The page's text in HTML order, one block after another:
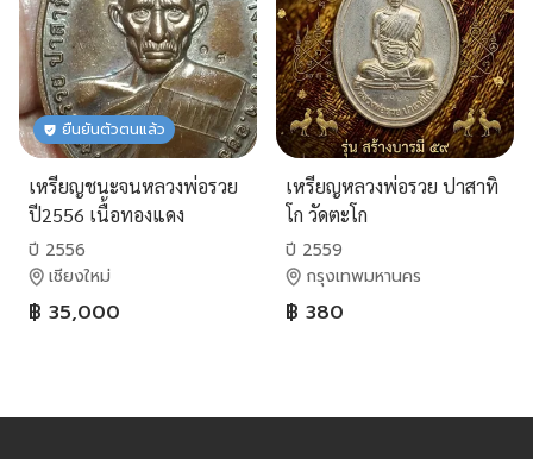
ยืนยันตัวตนแล้ว
เหรียญชนะจนหลวงพ่อรวย
ปี2556 เนื้อทองแดง
หมายเลข18
ปี 2556
เชียงใหม่
฿ 35,000
เหรียญหลวงพ่อรวย ปาสาทิ
โก วัดตะโก
จ.พระนครศรีอยุธยา📌 รุ่น
"สร้างบารมี" ปี ๒๕๕๙ (เนื้อ
อัลปาก้า)
ปี 2559
กรุงเทพมหานคร
฿ 380